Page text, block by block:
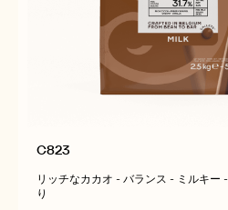
C823
リッチなカカオ - バランス - ミルキー
り